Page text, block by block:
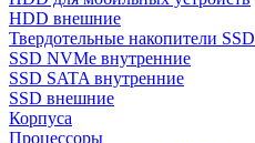
HDD внешние
Твердотельные накопители SSD
SSD NVMe внутренние
SSD SATA внутренние
SSD внешние
Корпуса
Процессоры